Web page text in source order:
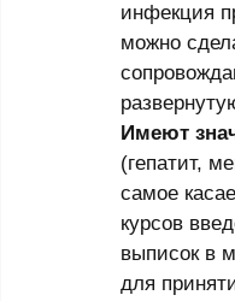
инфекция
можно
Имеют
(гепатит,
самое
курсов
выписок в
для